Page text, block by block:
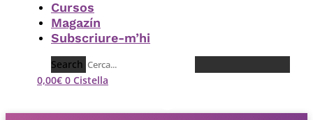
Cursos
Magazín
Subscriure-m’hi
Search
0,00€ 0 Cistella